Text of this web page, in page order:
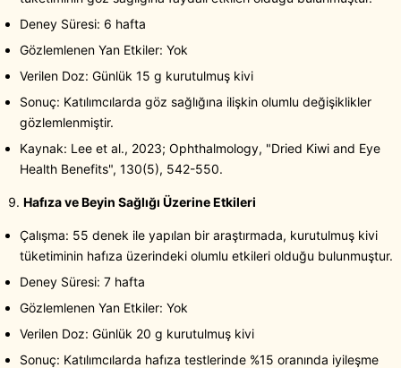
Deney Süresi: 6 hafta
Gözlemlenen Yan Etkiler: Yok
Verilen Doz: Günlük 15 g kurutulmuş kivi
Sonuç: Katılımcılarda göz sağlığına ilişkin olumlu değişiklikler
gözlemlenmiştir.
Kaynak: Lee et al., 2023; Ophthalmology, "Dried Kiwi and Eye
Health Benefits", 130(5), 542-550.
Hafıza ve Beyin Sağlığı Üzerine Etkileri
Çalışma: 55 denek ile yapılan bir araştırmada, kurutulmuş kivi
tüketiminin hafıza üzerindeki olumlu etkileri olduğu bulunmuştur.
Deney Süresi: 7 hafta
Gözlemlenen Yan Etkiler: Yok
Verilen Doz: Günlük 20 g kurutulmuş kivi
Sonuç: Katılımcılarda hafıza testlerinde %15 oranında iyileşme